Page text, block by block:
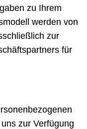
zu Ihrem
werden von
zur
für
zur Verfügung